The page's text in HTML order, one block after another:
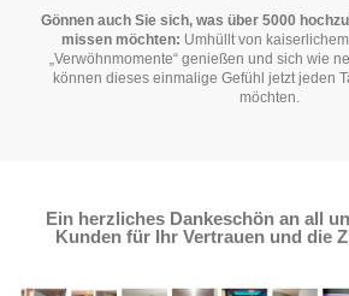
Gönnen auch Sie sich, was über 5000
missen möchten: Umhüllt von
„Verwöhnmomente“ genießen und sich wie
können dieses einmalige Gefühl jetzt jeden
möchten.
Ein herzliches Dankeschön an all
Kunden für Ihr Vertrauen und die